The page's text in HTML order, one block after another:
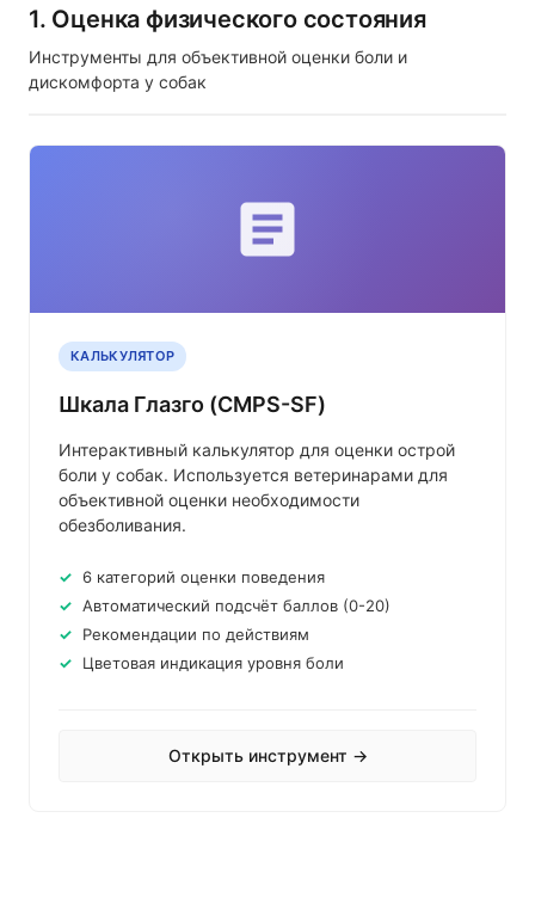
1. Оценка физического состояния
Инструменты для объективной оценки боли и
дискомфорта у собак
КАЛЬКУЛЯТОР
Шкала Глазго (CMPS-SF)
Интерактивный калькулятор для оценки острой
боли у собак. Используется ветеринарами для
объективной оценки необходимости
обезболивания.
6 категорий оценки поведения
Автоматический подсчёт баллов (0-20)
Рекомендации по действиям
Цветовая индикация уровня боли
Открыть инструмент →